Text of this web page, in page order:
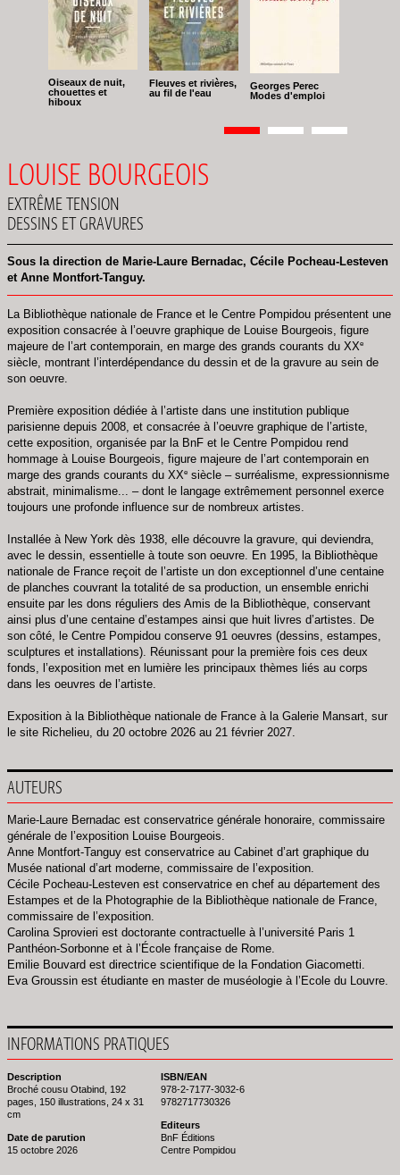
Oiseaux de nuit,
chouettes et
hiboux
Fleuves et rivières,
au fil de l'eau
Georges Perec
Modes d'emploi
Pagination
Page
1 Page
2 Page
3
LOUISE BOURGEOIS
EXTRÊME TENSION
DESSINS ET GRAVURES
Sous la direction de Marie-Laure Bernadac, Cécile Pocheau-Lesteven
et Anne Montfort-Tanguy.
La Bibliothèque nationale de France et le Centre Pompidou présentent une
exposition consacrée à l’oeuvre graphique de Louise Bourgeois, figure
majeure de l’art contemporain, en marge des grands courants du XXe
siècle, montrant l’interdépendance du dessin et de la gravure au sein de
son oeuvre.
Première exposition dédiée à l’artiste dans une institution publique
parisienne depuis 2008, et consacrée à l’oeuvre graphique de l’artiste,
cette exposition, organisée par la BnF et le Centre Pompidou rend
hommage à Louise Bourgeois, figure majeure de l’art contemporain en
marge des grands courants du XXe siècle – surréalisme, expressionnisme
abstrait, minimalisme... – dont le langage extrêmement personnel exerce
toujours une profonde influence sur de nombreux artistes.
Installée à New York dès 1938, elle découvre la gravure, qui deviendra,
avec le dessin, essentielle à toute son oeuvre. En 1995, la Bibliothèque
nationale de France reçoit de l’artiste un don exceptionnel d’une centaine
de planches couvrant la totalité de sa production, un ensemble enrichi
ensuite par les dons réguliers des Amis de la Bibliothèque, conservant
ainsi plus d’une centaine d’estampes ainsi que huit livres d’artistes. De
son côté, le Centre Pompidou conserve 91 oeuvres (dessins, estampes,
sculptures et installations). Réunissant pour la première fois ces deux
fonds, l’exposition met en lumière les principaux thèmes liés au corps
dans les oeuvres de l’artiste.
Exposition à la Bibliothèque nationale de France à la Galerie Mansart, sur
le site Richelieu, du 20 octobre 2026 au 21 février 2027.
AUTEURS
Marie-Laure Bernadac est conservatrice générale honoraire, commissaire
générale de l’exposition Louise Bourgeois.
Anne Montfort-Tanguy est conservatrice au Cabinet d’art graphique du
Musée national d’art moderne, commissaire de l’exposition.
Cécile Pocheau-Lesteven est conservatrice en chef au département des
Estampes et de la Photographie de la Bibliothèque nationale de France,
commissaire de l’exposition.
Carolina Sprovieri est doctorante contractuelle à l’université Paris 1
Panthéon-Sorbonne et à l’École française de Rome.
Emilie Bouvard est directrice scientifique de la Fondation Giacometti.
Eva Groussin est étudiante en master de muséologie à l’Ecole du Louvre.
INFORMATIONS PRATIQUES
Description
Broché cousu Otabind, 192
pages, 150 illustrations, 24 x 31
cm
Date de parution
15 octobre 2026
ISBN/EAN
978-2-7177-3032-6
9782717730326
Editeurs
BnF Éditions
Centre Pompidou